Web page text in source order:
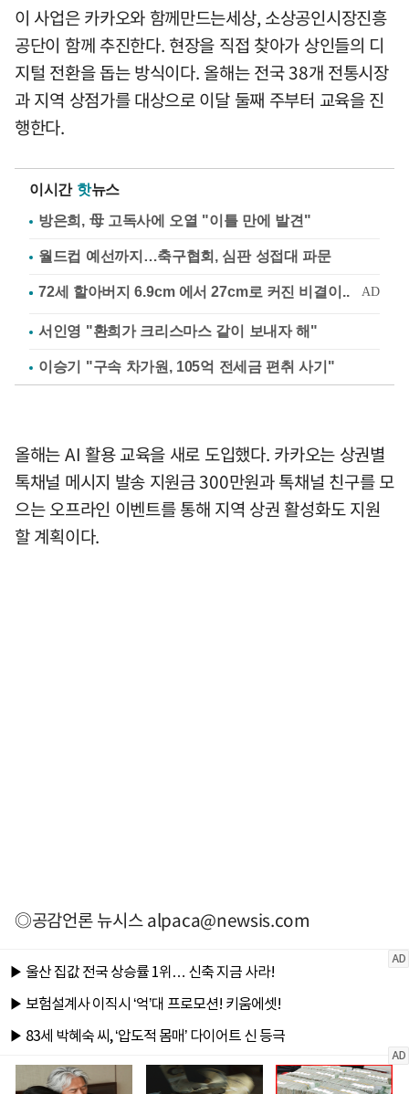
이 사업은 카카오와 함께만드는세상, 소상공인시장진흥
공단이 함께 추진한다. 현장을 직접 찾아가 상인들의 디
지털 전환을 돕는 방식이다. 올해는 전국 38개 전통시장
과 지역 상점가를 대상으로 이달 둘째 주부터 교육을 진
행한다.
이시간 핫뉴스
방은희, 母 고독사에 오열 "이틀 만에 발견"
월드컵 예선까지…축구협회, 심판 성접대 파문
서인영 "환희가 크리스마스 같이 보내자 해"
이승기 "구속 차가원, 105억 전세금 편취 사기"
올해는 AI 활용 교육을 새로 도입했다. 카카오는 상권별
톡채널 메시지 발송 지원금 300만원과 톡채널 친구를 모
으는 오프라인 이벤트를 통해 지역 상권 활성화도 지원
할 계획이다.
◎공감언론 뉴시스alpaca@newsis.com